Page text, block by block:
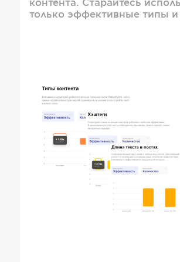
контента. Старайтесь
только эффективные типы и